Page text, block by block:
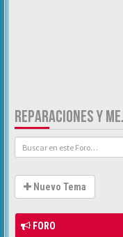
REPARACIONES Y
Nuevo Tema
FORO